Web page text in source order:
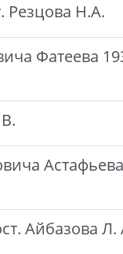
Резцова Н.А.
Фатеева
Айбазова Л.